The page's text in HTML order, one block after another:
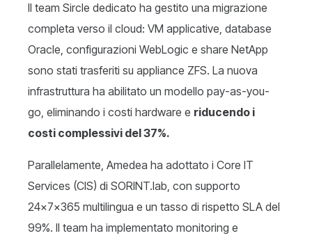
Il team Sircle dedicato ha gestito una migrazione
completa verso il cloud: VM applicative, database
Oracle, configurazioni WebLogic e share NetApp
sono stati trasferiti su appliance ZFS. La nuova
infrastruttura ha abilitato un modello pay-as-you-
go, eliminando i costi hardware e riducendo i
costi complessivi del 37%.
Parallelamente, Amedea ha adottato i Core IT
Services (CIS) di SORINT.lab, con supporto
24x7x365 multilingua e un tasso di rispetto SLA del
99%. Il team ha implementato monitoring e